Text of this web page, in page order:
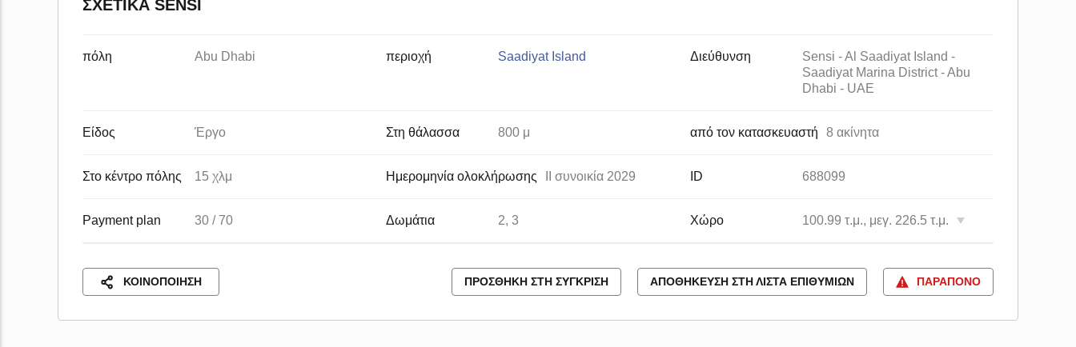
ΣΧΕΤΙΚΆ SENSI
πόλη Abu Dhabi περιοχή Saadiyat Island Διεύθυνση
Sensi - Al Saadiyat Island -
Saadiyat Marina District - Abu
Dhabi - UAE
Είδος Έργο Στη θάλασσα 800 μ από τον κατασκευαστή 8 ακίνητα
Στο κέντρο πόλης 15 χλμ Ημερομηνία ολοκλήρωσης II συνοικία 2029 ID 688099
Payment plan 30 / 70 Δωμάτια 2, 3 Χώρο 100.99 τ.μ., μεγ. 226.5 τ.μ.
ΚΟΙΝΟΠΟΊΗΣΗ ΠΡΟΣΘΉΚΗ ΣΤΗ ΣΎΓΚΡΙΣΗ ΑΠΟΘΉΚΕΥΣΗ ΣΤΗ ΛΊΣΤΑ ΕΠΙΘΥΜΙΏΝ ΠΑΡΆΠΟΝΟ